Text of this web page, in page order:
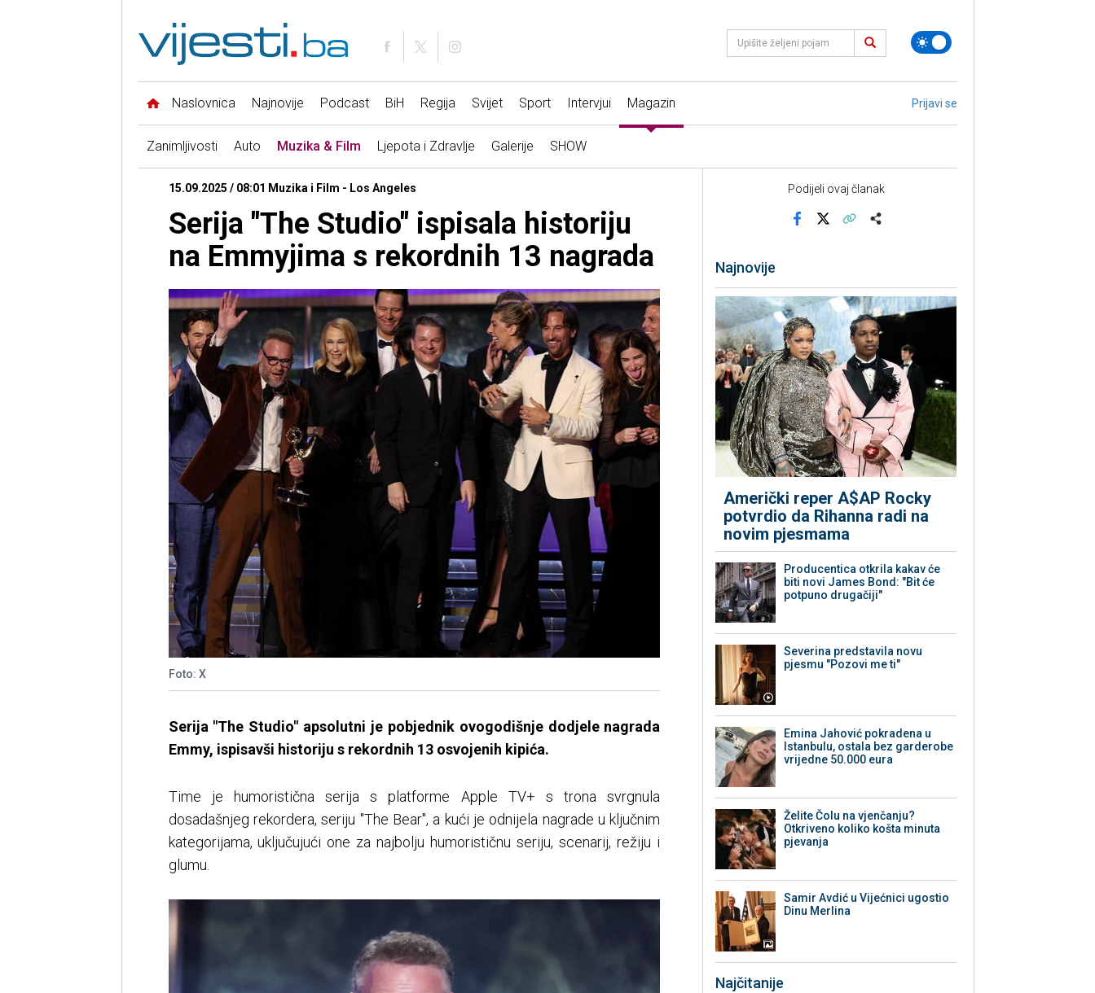
Naslovnica Najnovije Podcast BiH Regija Svijet Sport Intervjui Magazin Prijavi se
Zanimljivosti Auto Muzika & Film Ljepota i Zdravlje Galerije SHOW
15.09.2025 / 08:01 Muzika i Film - Los Angeles
Serija "The Studio" ispisala historiju
na Emmyjima s rekordnih 13 nagrada
Foto: X
Serija "The Studio" apsolutni je pobjednik ovogodišnje dodjele nagrada
Emmy, ispisavši historiju s rekordnih 13 osvojenih kipića.
Time je humoristična serija s platforme Apple TV+ s trona svrgnula
dosadašnjeg rekordera, seriju "The Bear", a kući je odnijela nagrade u ključnim
kategorijama, uključujući one za najbolju humorističnu seriju, scenarij, režiju i
glumu.
Podijeli ovaj članak
Najnovije
Američki reper A$AP Rocky
potvrdio da Rihanna radi na
novim pjesmama
Producentica otkrila kakav će
biti novi James Bond: "Bit će
potpuno drugačiji"
Severina predstavila novu
pjesmu "Pozovi me ti"
Emina Jahović pokradena u
Istanbulu, ostala bez garderobe
vrijedne 50.000 eura
Želite Čolu na vjenčanju?
Otkriveno koliko košta minuta
pjevanja
Samir Avdić u Vijećnici ugostio
Dinu Merlina
Najčitanije